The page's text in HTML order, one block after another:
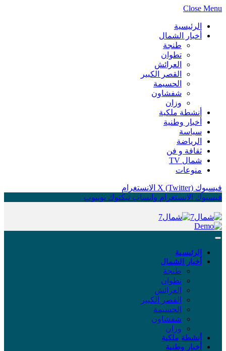
Close Menu
الرئيسية
أخبار الشمال
طنجة
تطوان
العرائش
القصر الكبير
الحسيمة
شفشاون
وزان
أنشطة ملكية
أخبار وطنية
سياسة
الرياضة
ثقافة و فن
شمال TV
منوعات
فيسبوك X (Twitter) الانستغرام
فيسبوك الانستغرام واتساب تيكتوك يوتيوب
الرئيسية
أخبار الشمال
طنجة
تطوان
العرائش
القصر الكبير
الحسيمة
شفشاون
وزان
أنشطة ملكية
أخبار وطنية